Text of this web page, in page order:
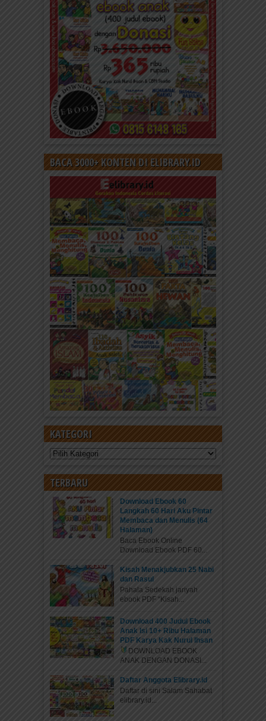
BACA 3000+ KONTEN DI ELIBRARY.ID
KATEGORI
Kategori
TERBARU
Download Ebook 60
Langkah 60 Hari Aku Pintar
Membaca dan Menulis (64
Halaman)
Baca Ebook Online
Download Ebook PDF 60...
Kisah Menakjubkan 25 Nabi
dan Rasul
Pahala Sedekah jariyah
ebook PDF “Kisah...
Download 400 Judul Ebook
Anak Isi 10+ Ribu Halaman
PDF Karya Kak Nurul Ihsan
DOWNLOAD EBOOK
ANAK DENGAN DONASI...
Daftar Anggota Elibrary.id
Daftar di sini Salam Sahabat
elibrary.id...